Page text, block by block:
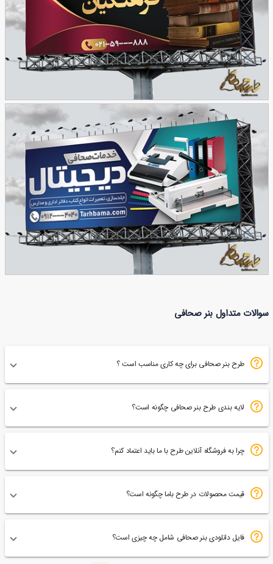
طرح بنر صحافی و جلد آرایی
48
سوالات متداول بنر صحافی
طرح بنر صحافی برای چه کاری مناسب است ؟
لایه بندی طرح بنر صحافی چگونه است؟
چرا به فروشگاه آنلاین طرح با ما باید اعتماد کنم؟
قیمت محصولات در طرح باما چگونه است؟
فایل دانلودی بنر صحافی شامل چه چیزی است؟